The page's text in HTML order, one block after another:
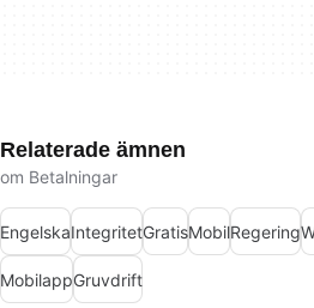
Relaterade ämnen
om Betalningar
EngelskaIntegritetGratisMobilRegering
MobilappGruvdrift